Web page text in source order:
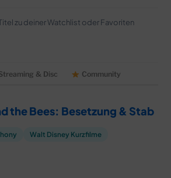
zu deiner Watchlist oder Favoriten
& Disc Community
the Bees: Besetzung & Stab
Walt Disney Kurzfilme